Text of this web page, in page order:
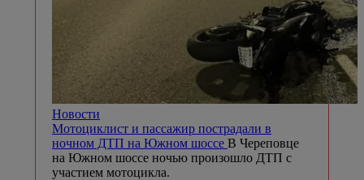
Новости
Мотоциклист и пассажир пострадали в
ночном ДТП на Южном шоссе В Череповце
на Южном шоссе ночью произошло ДТП с
участием мотоцикла.